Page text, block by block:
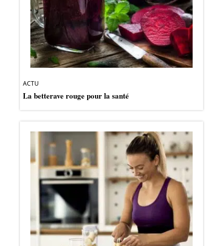
ACTU
La betterave rouge pour la santé